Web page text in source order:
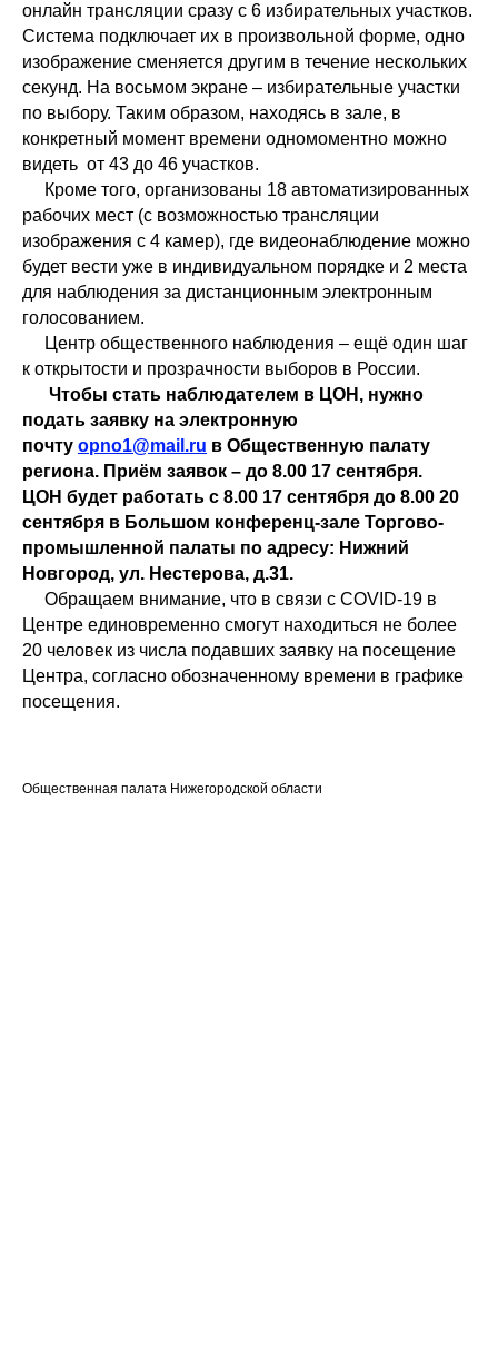
онлайн трансляции сразу с 6 избирательных участков.
Система подключает их в произвольной форме, одно
изображение сменяется другим в течение нескольких
секунд. На восьмом экране – избирательные участки
по выбору. Таким образом, находясь в зале, в
конкретный момент времени одномоментно можно
видеть от 43 до 46 участков.
Кроме того, организованы 18 автоматизированных
рабочих мест (с возможностью трансляции
изображения с 4 камер), где видеонаблюдение можно
будет вести уже в индивидуальном порядке и 2 места
для наблюдения за дистанционным электронным
голосованием.
Центр общественного наблюдения – ещё один шаг
к открытости и прозрачности выборов в России.
Чтобы стать наблюдателем в ЦОН, нужно
подать заявку на электронную
почту opno1@mail.ru в Общественную палату
региона. Приём заявок – до 8.00 17 сентября.
ЦОН будет работать с 8.00 17 сентября до 8.00 20
сентября в Большом конференц-зале Торгово-
промышленной палаты по адресу: Нижний
Новгород, ул. Нестерова, д.31.
Обращаем внимание, что в связи с COVID-19 в
Центре единовременно смогут находиться не более
20 человек из числа подавших заявку на посещение
Центра, согласно обозначенному времени в графике
посещения.
Общественная палата Нижегородской области